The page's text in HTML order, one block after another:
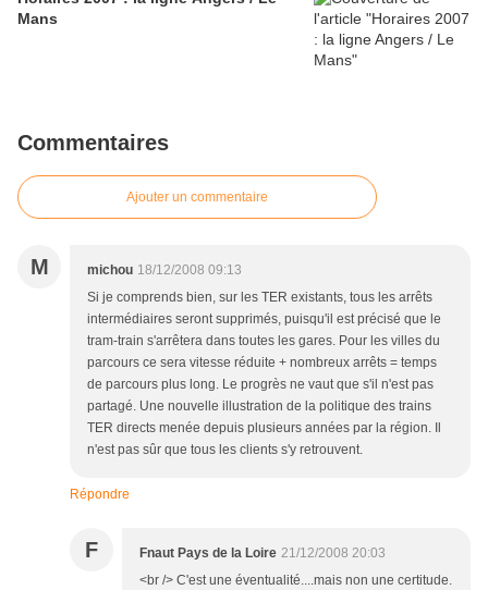
Mans
Commentaires
Ajouter un commentaire
M michou 18/12/2008 09:13
Si je comprends bien, sur les TER existants, tous les arrêts
intermédiaires seront supprimés, puisqu'il est précisé que le
tram-train s'arrêtera dans toutes les gares. Pour les villes du
parcours ce sera vitesse réduite + nombreux arrêts = temps
de parcours plus long. Le progrès ne vaut que s'il n'est pas
partagé. Une nouvelle illustration de la politique des trains
TER directs menée depuis plusieurs années par la région. Il
n'est pas sûr que tous les clients s'y retrouvent.
Répondre
F Fnaut Pays de la Loire 21/12/2008 20:03
<br /> C'est une éventualité....mais non une certitude.